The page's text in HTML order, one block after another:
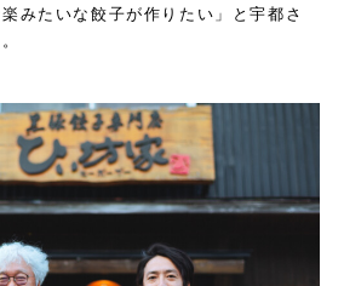
みたいな餃子が作りたい」と宇都さ